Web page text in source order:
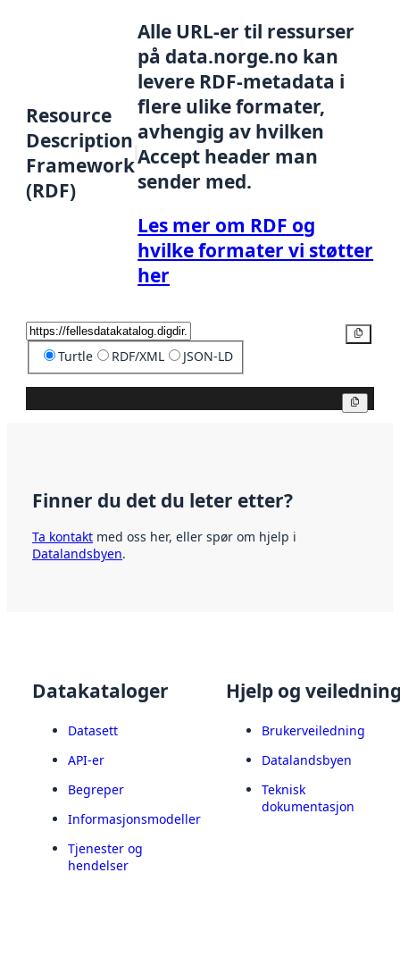
Resource
Description
Framework
(RDF)
Alle URL-er til ressurser
på data.norge.no kan
levere RDF-metadata i
flere ulike formater,
avhengig av hvilken
Accept header man
sender med.
Les mer om RDF og
hvilke formater vi støtter
her
Turtle RDF/XML JSON-LD
Finner du det du leter etter?
Ta kontakt med oss her, eller spør om hjelp i
Datalandsbyen.
Datakataloger
Datasett
API-er
Begreper
Informasjonsmodeller
Tjenester og
hendelser
Hjelp og
Brukerveiledning
Datalandsbyen
Teknisk
dokumentasjon